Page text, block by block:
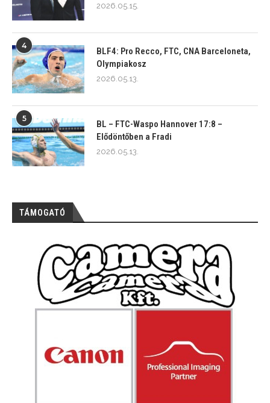
2026.05.15.
4
BLF4: Pro Recco, FTC, CNA Barceloneta,
Olympiakosz
2026.05.13.
5
BL – FTC-Waspo Hannover 17:8 –
Elődöntőben a Fradi
2026.05.13.
TÁMOGATÓ